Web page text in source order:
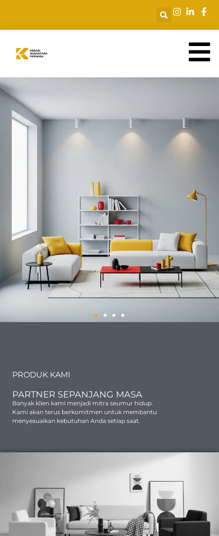
Terlengkap
Produk dengan kualitas terbaik untuk
PRODUK KAMI
PARTNER SEPANJANG MASA
Banyak klien kami menjadi mitra seumur hidup.
Kami akan terus berkomitmen untuk membantu
menyesuaikan kebutuhan Anda setiap saat.